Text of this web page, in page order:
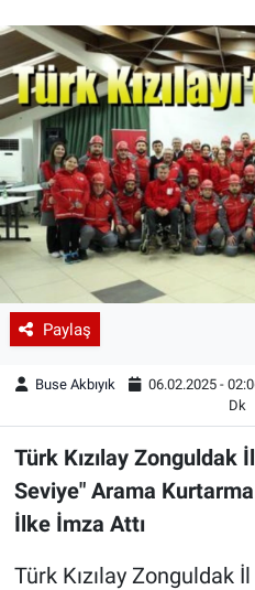
Paylaş
Buse Akbıyık 06.02.2025 -
Dk
Türk Kızılay Zonguldak
Seviye" Arama
İlke İmza Attı
Türk Kızılay Zonguldak